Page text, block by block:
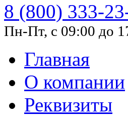
8 (800) 333-
Пн-Пт, с 09:00 до
Главная
О компании
Реквизиты